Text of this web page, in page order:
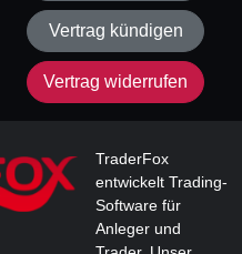
Vertrag kündigen
Vertrag widerrufen
TraderFox
entwickelt Trading-
Software für
Anleger und